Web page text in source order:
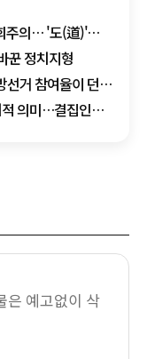
주의… '도(道)'를
꾼 정치지형
거 참여율이 던진
의미…결집인가,